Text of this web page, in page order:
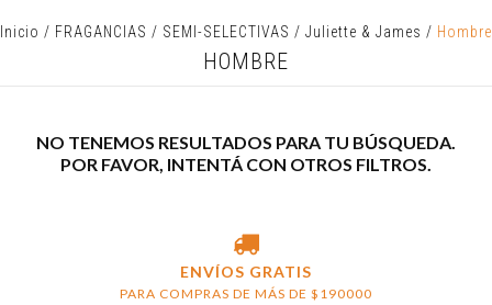
Inicio / FRAGANCIAS / SEMI-SELECTIVAS / Juliette & James / Hombre
HOMBRE
NO TENEMOS RESULTADOS PARA TU BÚSQUEDA.
POR FAVOR, INTENTÁ CON OTROS FILTROS.
ENVÍOS GRATIS
PARA COMPRAS DE MÁS DE $190000